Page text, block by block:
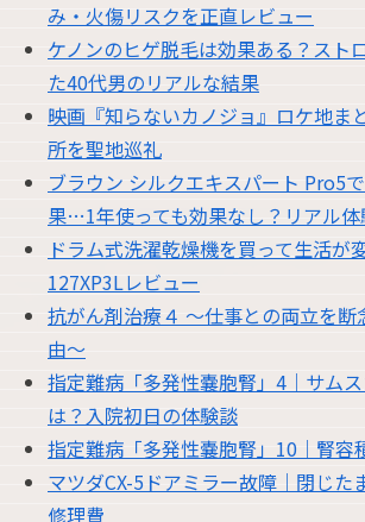
み・火傷リスクを正直レビュー
ケノンのヒゲ脱毛は効果ある？スト
た40代男のリアルな結果
映画『知らないカノジョ』ロケ地ま
所を聖地巡礼
ブラウン シルクエキスパート Pro5
果…1年使っても効果なし？リアル
ドラム式洗濯乾燥機を買って生活が
127XP3Lレビュー
抗がん剤治療４ 〜仕事との両立を
由〜
指定難病「多発性嚢胞腎」4｜サム
は？入院初日の体験談
指定難病「多発性嚢胞腎」10｜腎容
マツダCX-5ドアミラー故障｜閉じた
修理費